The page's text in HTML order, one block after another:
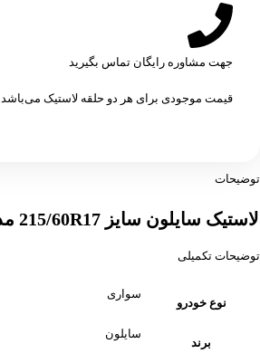
جهت مشاوره رایگان تماس بگیرید
قیمت موجودی برای هر دو حلقه لاستیک می‌باشد
توضیحات
لاستیک سایلون سایز 215/60R17 مدل Terramax CVR
توضیحات تکمیلی
نوع خودرو
سواری
برند
سایلون